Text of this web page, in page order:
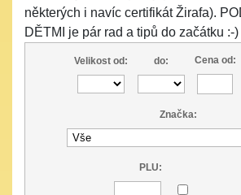
některých i navíc certifikát Žirafa).
DĚTMI je pár rad a tipů do začátku :-)
Velikost od: do: Cena od:
Značka:
PLU: